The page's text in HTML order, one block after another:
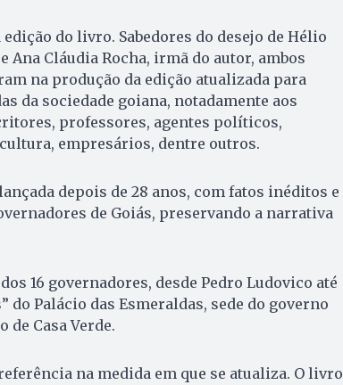
do livro. Sabedores do desejo de Hélio
Ana Cláudia Rocha, irmã do autor, ambos
na produção da edição atualizada para
da sociedade goiana, notadamente aos
professores, agentes políticos,
empresários, dentre outros.
depois de 28 anos, com fatos inéditos e
de Goiás, preservando a narrativa
16 governadores, desde Pedro Ludovico até
do Palácio das Esmeraldas, sede do governo
Casa Verde.
na medida em que se atualiza. O livro